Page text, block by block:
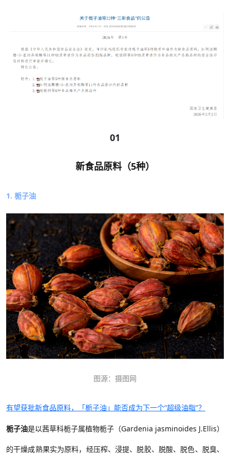
01
新食品原料（5种）
1. 栀子油
图源：摄图网
有望获批新食品原料，「栀子油」能否成为下一个“超级油脂”？
栀子油是以茜草科栀子属植物栀子（Gardenia jasminoides J.Ellis）
的干燥成熟果实为原料，经压榨、浸提、脱胶、脱酸、脱色、脱臭、